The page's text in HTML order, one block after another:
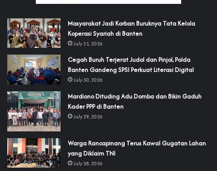
‎Masyarakat Jadi Korban Buruknya Tata Kelola
Koperasi Syariah di Banten
July 31, 2026
Cegah Buruh Terjerat Judol dan Pinjol, Polda
Banten Gandeng SPSI Perkuat Literasi Digital
July 30, 2026
‎Mardiono Dituding Adu Domba dan Bikin Gaduh
Kader PPP di Banten
July 29, 2026
‎Warga Rancapinang Terus Kawal Gugatan Lahan
yang Diklaim TNI‎‎
July 28, 2026